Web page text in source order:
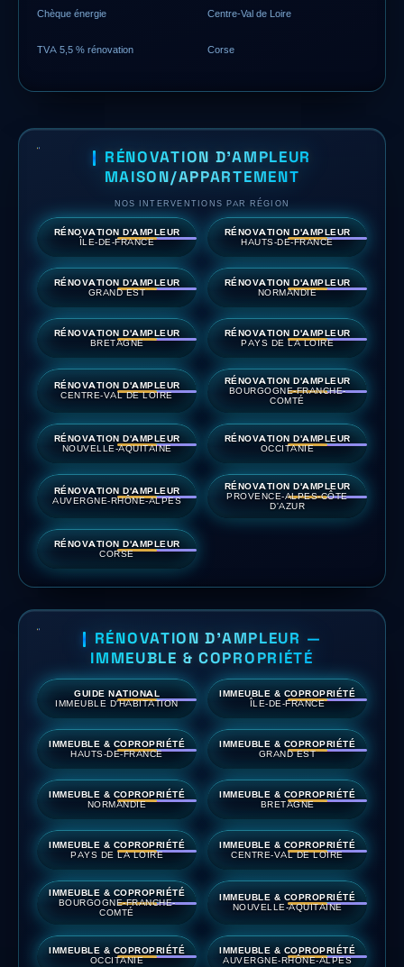
Chèque énergie
TVA 5,5 % rénovation
Centre-Val de Loire
Corse
RÉNOVATION D'AMPLEUR
MAISON/APPARTEMENT
NOS INTERVENTIONS PAR RÉGION
RÉNOVATION D'AMPLEUR
ÎLE-DE-FRANCE
RÉNOVATION D'AMPLEUR
HAUTS-DE-FRANCE
RÉNOVATION D'AMPLEUR
GRAND EST
RÉNOVATION D'AMPLEUR
NORMANDIE
RÉNOVATION D'AMPLEUR
BRETAGNE
RÉNOVATION D'AMPLEUR
PAYS DE LA LOIRE
RÉNOVATION D'AMPLEUR
CENTRE-VAL DE LOIRE
RÉNOVATION D'AMPLEUR
BOURGOGNE-FRANCHE-
COMTÉ
RÉNOVATION D'AMPLEUR
NOUVELLE-AQUITAINE
RÉNOVATION D'AMPLEUR
OCCITANIE
RÉNOVATION D'AMPLEUR
AUVERGNE-RHÔNE-ALPES
RÉNOVATION D'AMPLEUR
PROVENCE-ALPES-CÔTE
D'AZUR
RÉNOVATION D'AMPLEUR
CORSE
RÉNOVATION D'AMPLEUR —
IMMEUBLE & COPROPRIÉTÉ
GUIDE NATIONAL
IMMEUBLE D'HABITATION
IMMEUBLE & COPROPRIÉTÉ
ÎLE-DE-FRANCE
IMMEUBLE & COPROPRIÉTÉ
HAUTS-DE-FRANCE
IMMEUBLE & COPROPRIÉTÉ
GRAND EST
IMMEUBLE & COPROPRIÉTÉ
NORMANDIE
IMMEUBLE & COPROPRIÉTÉ
BRETAGNE
IMMEUBLE & COPROPRIÉTÉ
PAYS DE LA LOIRE
IMMEUBLE & COPROPRIÉTÉ
CENTRE-VAL DE LOIRE
IMMEUBLE & COPROPRIÉTÉ
BOURGOGNE-FRANCHE-
COMTÉ
IMMEUBLE & COPROPRIÉTÉ
NOUVELLE-AQUITAINE
IMMEUBLE & COPROPRIÉTÉ
OCCITANIE
IMMEUBLE & COPROPRIÉTÉ
AUVERGNE-RHÔNE-ALPES